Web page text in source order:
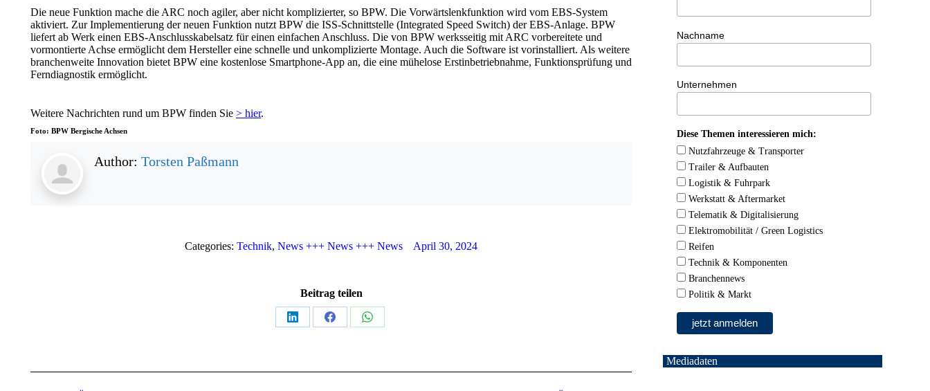
Die neue Funktion mache die ARC noch agiler, aber nicht komplizierter, so BPW. Die Vorwärtslenkfunktion wird vom EBS-System
aktiviert. Zur Implementierung der neuen Funktion nutzt BPW die ISS-Schnittstelle (Integrated Speed Switch) der EBS-Anlage. BPW
liefert ab Werk einen EBS-Anschlusskabelsatz für einen einfachen Anschluss. Die von BPW werksseitig mit ARC vorbereitete und
vormontierte Achse ermöglicht dem Hersteller eine schnelle und unkomplizierte Montage. Auch die Software ist vorinstalliert. Als weitere
branchenweite Innovation bietet BPW eine kostenlose Smartphone-App an, die eine mühelose Erstinbetriebnahme, Funktionsprüfung und
Ferndiagnostik ermöglicht.
Weitere Nachrichten rund um BPW finden Sie > hier.
Foto: BPW Bergische Achsen
Author: Torsten Paßmann
Categories:Technik,News +++ News +++ News April 30, 2024
Beitrag teilen
Teilen
Teilen
Teilen
Nachname
Unternehmen
Diese Themen interessieren mich:
Nutzfahrzeuge & Transporter
Trailer & Aufbauten
Logistik & Fuhrpark
Werkstatt & Aftermarket
Telematik & Digitalisierung
Elektromobilität / Green Logistics
Reifen
Technik & Komponenten
Branchennews
Politik & Markt
Mediadaten